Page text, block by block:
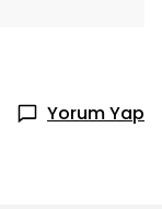
Yorum Yap